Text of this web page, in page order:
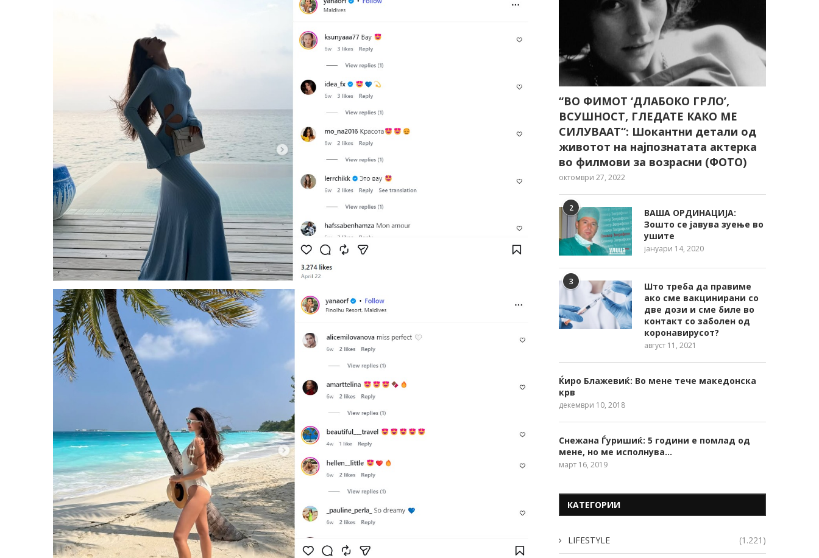
“ВО ФИМОТ ‘ДЛАБОКО ГРЛО’,
ВСУШНОСТ, ГЛЕДАТЕ КАКО МЕ
СИЛУВААТ“: Шокантни детали од
животот на најпознатата актерка
во филмови за возрасни (ФОТО)
октомври 27, 2022
2
ВАША ОРДИНАЦИЈА:
Зошто се јавува зуење во
ушите
јануари 14, 2020
3
Што треба да правиме
ако сме вакцинирани со
две дози и сме биле во
контакт со заболен од
коронавирусот?
август 11, 2021
Ќиро Блажевиќ: Во мене тече македонска
крв
декември 10, 2018
Снежана Ѓуришиќ: 5 години е помлад од
мене, но ме исполнува…
март 16, 2019
КАТЕГОРИИ
LIFESTYLE (1.221)